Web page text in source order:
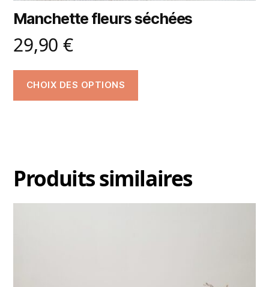
Manchette fleurs séchées
29,90 €
CHOIX DES OPTIONS
Produits similaires